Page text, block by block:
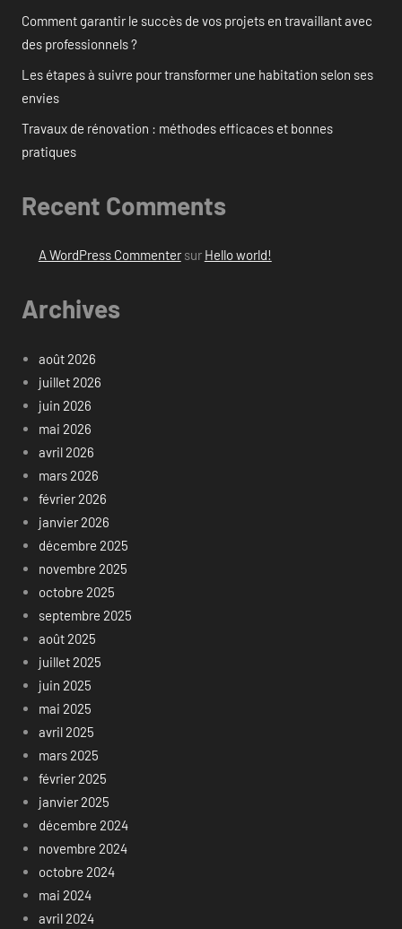
Comment garantir le succès de vos projets en travaillant avec
des professionnels ?
Les étapes à suivre pour transformer une habitation selon ses
envies
Travaux de rénovation : méthodes efficaces et bonnes
pratiques
Recent Comments
A WordPress Commentersur Hello world!
Archives
août 2026
juillet 2026
juin 2026
mai 2026
avril 2026
mars 2026
février 2026
janvier 2026
décembre 2025
novembre 2025
octobre 2025
septembre 2025
août 2025
juillet 2025
juin 2025
mai 2025
avril 2025
mars 2025
février 2025
janvier 2025
décembre 2024
novembre 2024
octobre 2024
mai 2024
avril 2024